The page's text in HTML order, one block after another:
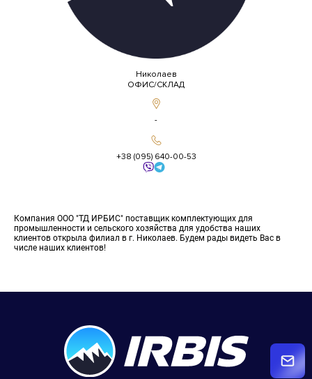
Николаев
ОФИС/СКЛАД
-
+38 (095) 640-00-53
Компания ООО "ТД ИРБИС" поставщик комплектующих для
промышленности и сельского хозяйства для удобства наших
клиентов открыла филиал в г. Николаев. Будем рады видеть Вас в
числе наших клиентов!